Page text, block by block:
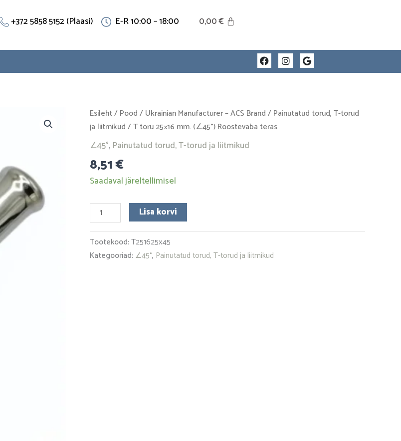
+372 5858 5152 (Plaasi) E-R 10:00 – 18:00 0,00€
F
a
c
o
k
I
n
s
r
a
G
o
o
Esileht/ Pood / Ukrainian Manufacturer – ACS Brand / Painutatud torud, T-torud
ja liitmikud / T toru 25×16 mm. (∠45°) Roostevaba teras
∠45°, Painutatud torud, T-torud ja liitmikud
8,51€
Saadaval järeltellimisel
T
toru
25x16
mm.
(∠45°)
Roostevaba
kogus
Lisa korvi
Tootekood:Т251625х45
Kategooriad: ∠45°, Painutatud torud, T-torud ja liitmikud